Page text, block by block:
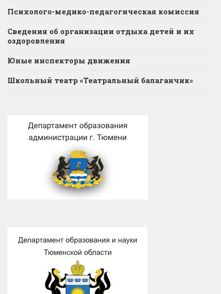
Психолого-медико-педагогическая комиссия
Сведения об организации отдыха детей и их
оздоровления
Юные инспекторы движения
Школьный театр «Театральный балаганчик»